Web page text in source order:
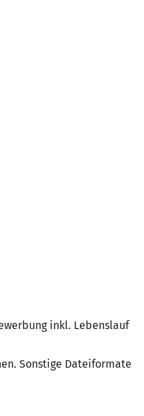
inkl. Lebenslauf
Sonstige Dateiformate